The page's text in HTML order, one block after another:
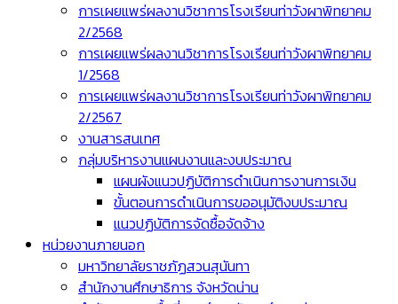
การเผยแพร่ผลงานวิชาการโรงเรียนท่าวังผาพิทยาคม
2/2568
การเผยแพร่ผลงานวิชาการโรงเรียนท่าวังผาพิทยาคม
1/2568
การเผยแพร่ผลงานวิชาการโรงเรียนท่าวังผาพิทยาคม
2/2567
งานสารสนเทศ
กลุ่มบริหารงานแผนงานและงบประมาณ
แผนผังแนวปฏิบัติการดำเนินการงานการเงิน
ขั้นตอนการดำเนินการขออนุมัติงบประมาณ
แนวปฏิบัติการจัดซื้อจัดจ้าง
หน่วยงานภายนอก
มหาวิทยาลัยราชภัฏสวนสุนันทา
สำนักงานศึกษาธิการ จังหวัดน่าน